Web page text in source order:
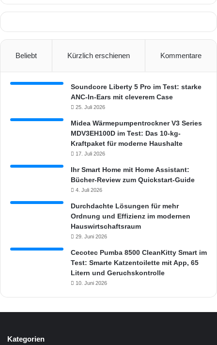
Beliebt Kürzlich erschienen Kommentare
Soundcore Liberty 5 Pro im Test: starke
ANC-In-Ears mit cleverem Case
25. Juli 2026
Midea Wärmepumpentrockner V3 Series
MDV3EH100D im Test: Das 10-kg-
Kraftpaket für moderne Haushalte
17. Juli 2026
Ihr Smart Home mit Home Assistant:
Bücher-Review zum Quickstart-Guide
4. Juli 2026
Durchdachte Lösungen für mehr
Ordnung und Effizienz im modernen
Hauswirtschaftsraum
29. Juni 2026
Cecotec Pumba 8500 CleanKitty Smart im
Test: Smarte Katzentoilette mit App, 65
Litern und Geruchskontrolle
10. Juni 2026
Kategorien